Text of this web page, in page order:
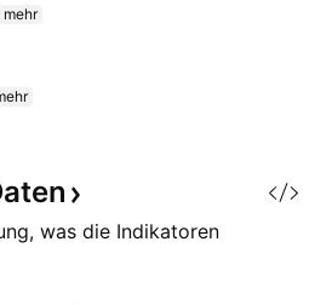
mehr
was die Indikatoren